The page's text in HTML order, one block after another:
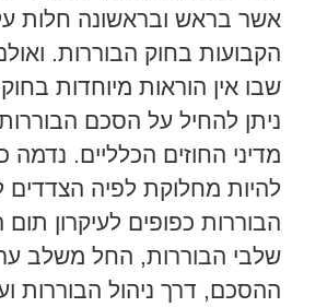
אשר בראש ובראשונה חלות
הקבועות בחוק הבוררות.
שבו אין הוראות מיוחדות
ניתן להחיל על הסכם
מדיני החוזים הכלליים. נדמה
להיות מחלוקת לפיה
הבוררות כפופים לעיקרון
שלבי הבוררות, החל משלב
ההסכם, דרך ניהול הבוררות